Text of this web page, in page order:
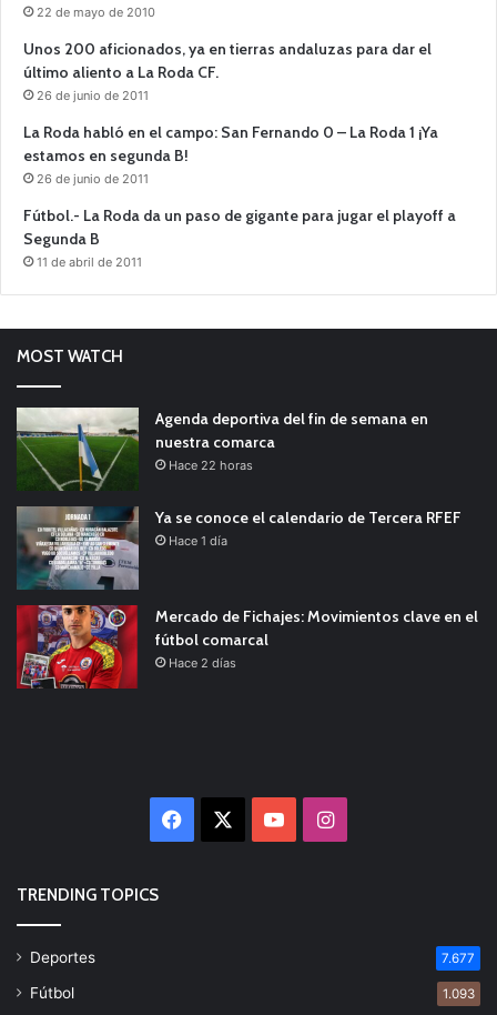
22 de mayo de 2010
Unos 200 aficionados, ya en tierras andaluzas para dar el
último aliento a La Roda CF.
26 de junio de 2011
La Roda habló en el campo: San Fernando 0 – La Roda 1 ¡Ya
estamos en segunda B!
26 de junio de 2011
Fútbol.- La Roda da un paso de gigante para jugar el playoff a
Segunda B
11 de abril de 2011
MOST WATCH
Agenda deportiva del fin de semana en
nuestra comarca
Hace 22 horas
Ya se conoce el calendario de Tercera RFEF
Hace 1 día
Mercado de Fichajes: Movimientos clave en el
fútbol comarcal
Hace 2 días
Facebook YouTubeInstagram
TRENDING TOPICS
Deportes 7.677
Fútbol 1.093